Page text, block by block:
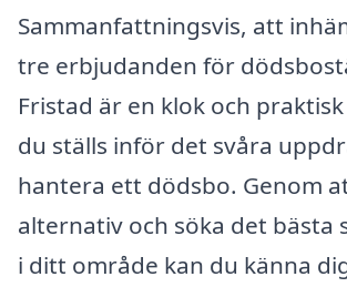
Sammanfattningsvis, att
tre erbjudanden för
Fristad är en klok och
du ställs inför det svåra
hantera ett dödsbo. Genom
alternativ och söka det bästa
i ditt område kan du känna